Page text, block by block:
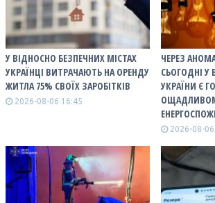
У ВІДНОСНО БЕЗПЕЧНИХ МІСТАХ
УКРАЇНЦІ ВИТРАЧАЮТЬ НА ОРЕНДУ
ЖИТЛА 75% СВОЇХ ЗАРОБІТКІВ
2026-08-06 16:45
ЧЕРЕЗ
СЬОГОДНІ У
УКРАЇНИ Є
2026-08-06